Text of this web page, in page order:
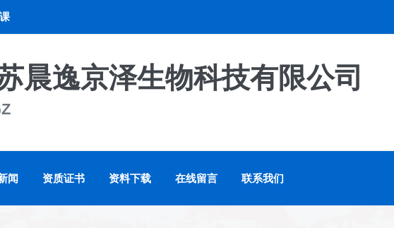
晨逸京泽生物科技有限公司
闻 资质证书 资料下载 在线留言 联系我们